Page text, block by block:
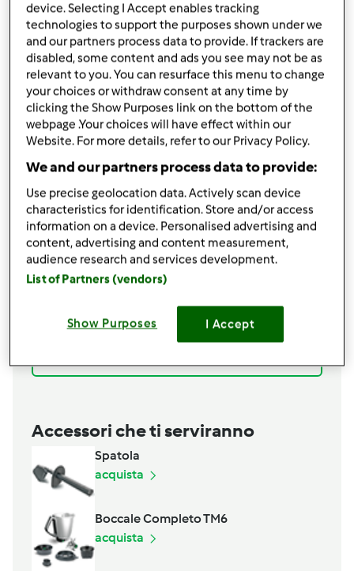
quelle cotte al vapore )
1spicchiodi aglio
1ramettodi rosmarino
70grammidi brodo vegetale
sale fine q.b.
100grammidi gorgonzola dolce morbido
50grammidi yogurt greco
20grammidi noci tritate anche
grossolanamente
grammi
di salmone affumicato
50grammidi philadelphia
e buccia di limone gratt q,.b.
5mezze noci
50grammidi miele
1fettadi cotechino gia cotto e qualche ciuffo di
solo parte gialla
Accessori che ti serviranno
Spatola
acquista
Boccale Completo TM6
acquista
device. Selecting I Accept enables tracking
technologies to support the purposes shown under we
and our partners process data to provide. If trackers are
disabled, some content and ads you see may not be as
relevant to you. You can resurface this menu to change
your choices or withdraw consent at any time by
clicking the Show Purposes link on the bottom of the
webpage .Your choices will have effect within our
Website. For more details, refer to our Privacy Policy.
We and our partners process data to provide:
Use precise geolocation data. Actively scan device
characteristics for identification. Store and/or access
information on a device. Personalised advertising and
content, advertising and content measurement,
audience research and services development.
List of Partners (vendors)
Show Purposes I Accept